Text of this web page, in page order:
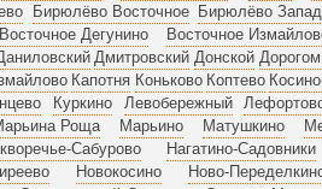
Бирюлёво Восточное Бирюлёво
Восточное Дегунино Восточное
Дмитровский Донской
Капотня Коньково Коптево
Куркино Левобережный
Роща Марьино Матушкино
Сабурово Нагатино-Садовники
Новокосино Ново-